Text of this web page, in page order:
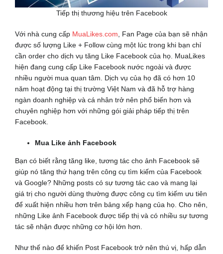
Tiếp thị thương hiệu trên Facebook
Với nhà cung cấp MuaLikes.com, Fan Page của bạn sẽ nhận
được số lượng Like + Follow cùng một lúc trong khi bạn chỉ
cần order cho dịch vụ tăng Like Facebook của họ. MuaLikes
hiện đang cung cấp Like Facebook nước ngoài và được
nhiều người mua quan tâm. Dịch vụ của họ đã có hơn 10
năm hoạt động tại thị trường Việt Nam và đã hỗ trợ hàng
ngàn doanh nghiệp và cá nhân trở nên phổ biến hơn và
chuyên nghiệp hơn với những gói giải pháp tiếp thị trên
Facebook.
Mua Like ảnh Facebook
Bạn có biết rằng tăng like, tương tác cho ảnh Facebook sẽ
giúp nó tăng thứ hạng trên công cụ tìm kiếm của Facebook
và Google? Những posts có sự tương tác cao và mang lại
giá trị cho người dùng thường được công cụ tìm kiếm ưu tiên
để xuất hiện nhiều hơn trên bảng xếp hạng của họ. Cho nên,
những Like ảnh Facebook được tiếp thị và có nhiều sự tương
tác sẽ nhận được những cơ hội lớn hơn.
Như thế nào để khiến Post Facebook trở nên thú vị, hấp dẫn